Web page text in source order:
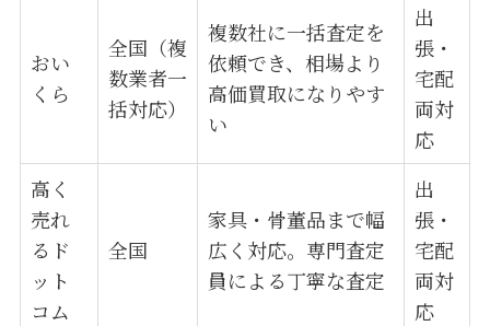
おい
くら
全国（複
数業者一
括対応）
複数社に一括査定を
依頼でき、相場より
高価買取になりやす
い
出
張・
宅配
両対
応
高く
売れ
るド
ット
コム
全国
家具・骨董品まで幅
広く対応。専門査定
員による丁寧な査定
出
張・
宅配
両対
応